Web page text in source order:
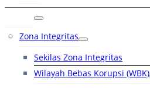
Zona Integritas
Sekilas Zona Integritas
Wilayah Bebas Korupsi (WBK)